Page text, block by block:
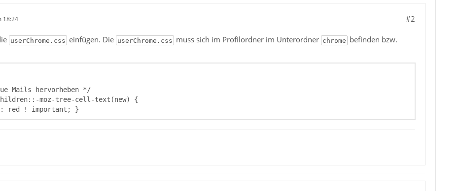
18:24 #2
userChrome.css einfügen. Die userChrome.css muss sich im Profilordner im Unterordner chrome befinden bzw.
/* Neue Mails hervorheben */
red ! important; }